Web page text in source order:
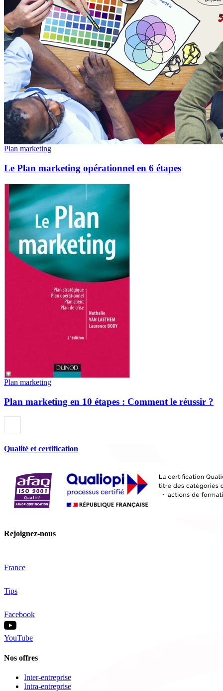
Plan marketing
Le Plan marketing opérationnel en 6 étapes
Plan marketing
Plan marketing en 10 étapes : Comment le réussir ?
Qualité et certification
Rejoignez-nous
France
Tips
Facebook
YouTube
Nos offres
Inter-entreprise
Intra-entreprise